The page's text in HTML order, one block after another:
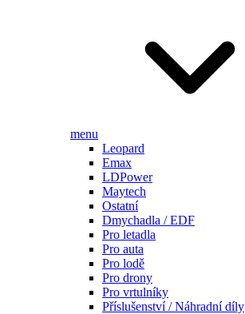
menu
Leopard
Emax
LDPower
Maytech
Ostatní
Dmychadla / EDF
Pro letadla
Pro auta
Pro lodě
Pro drony
Pro vrtulníky
Příslušenství / Náhradní díly